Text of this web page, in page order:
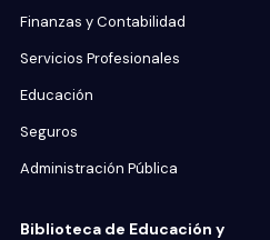
Finanzas y Contabilidad
Servicios Profesionales
Educación
Seguros
Administración Pública
Biblioteca de Educación y